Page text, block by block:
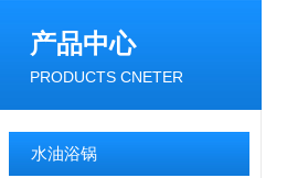
产品中心
PRODUCTS CNETER
水油浴锅